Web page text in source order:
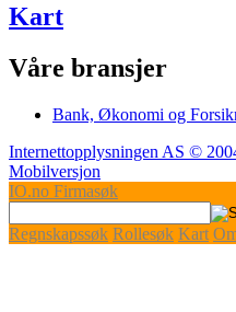
Kart
Våre bransjer
Bank, Økonomi og
Internettopplysningen AS ©
Mobilversjon
IO.no Firmasøk
Regnskapssøk Rollesøk Kart